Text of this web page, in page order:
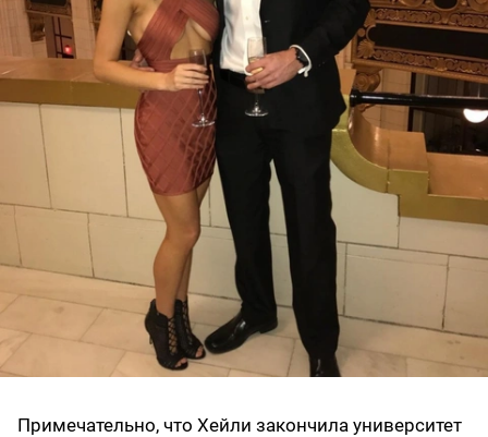
Примечательно, что Хейли закончила университет